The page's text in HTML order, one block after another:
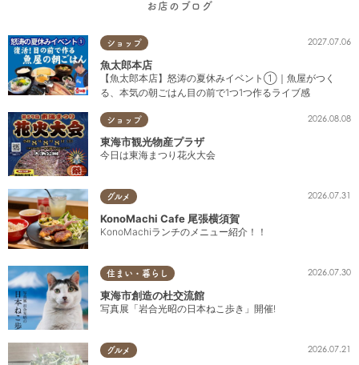
お店のブログ
ショップ 2027.07.06
魚太郎本店
【魚太郎本店】怒涛の夏休みイベント①｜魚屋がつく
る、本気の朝ごはん目の前で1つ1つ作るライブ感
ショップ 2026.08.08
東海市観光物産プラザ
今日は東海まつり花火大会
グルメ 2026.07.31
KonoMachi Cafe 尾張横須賀
KonoMachiランチのメニュー紹介！！
住まい・暮らし 2026.07.30
東海市創造の杜交流館
写真展「岩合光昭の日本ねこ歩き」開催!
グルメ 2026.07.21